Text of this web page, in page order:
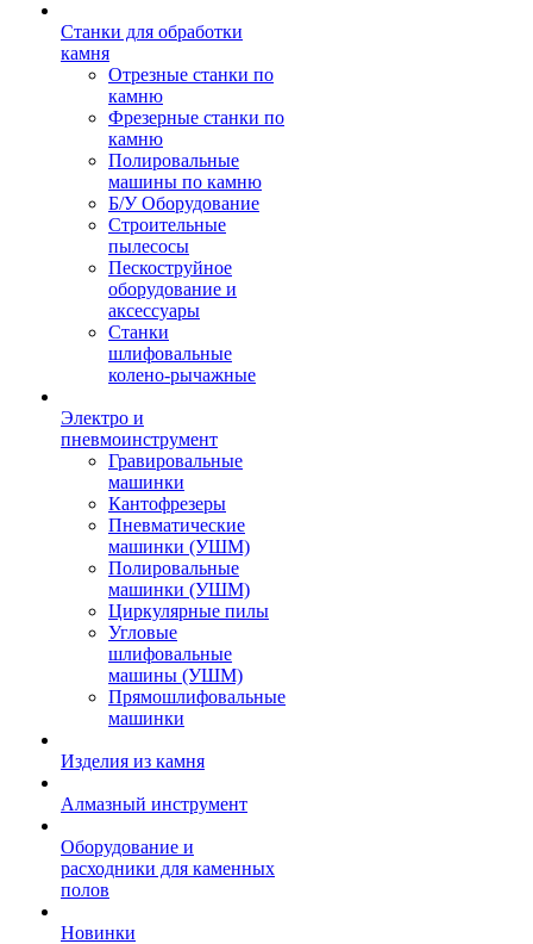
Станки для обработки
камня
Отрезные станки по
камню
Фрезерные станки по
камню
Полировальные
машины по камню
Б/У Оборудование
Строительные
пылесосы
Пескоструйное
оборудование и
аксессуары
Станки
шлифовальные
колено-рычажные
Электро и
пневмоинструмент
Гравировальные
машинки
Кантофрезеры
Пневматические
машинки (УШМ)
Полировальные
машинки (УШМ)
Циркулярные пилы
Угловые
шлифовальные
машины (УШМ)
Прямошлифовальные
машинки
Изделия из камня
Алмазный инструмент
Оборудование и
расходники для каменных
полов
Новинки